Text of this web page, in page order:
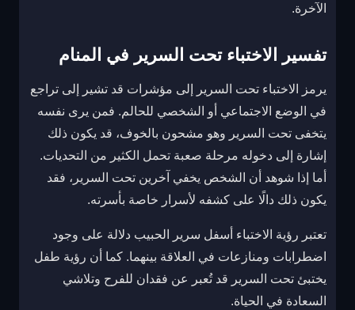
الآخرة.
تفسير الاختباء تحت السرير في المنام
يرمز الاختباء تحت السرير إلى مؤشرات قد تشير إلى تراجع
في الوضع الاجتماعي أو الشخصي للحالم. فمن يرى نفسه
يتخفى تحت السرير وهو مشحون بالخوف، قد يكون ذلك
إشارة إلى دخوله مرحلة صعبة تحمل الكثير من التحديات.
أما إذا شوهد أن الشخص يخفي آخرين تحت السرير، فقد
يكون ذلك دالًا على كشفه لأسرار خاصة بأسرته.
تعتبر رؤية الاختباء أسفل سرير الحبيب دلالة على وجود
اضطرابات ومنازعات في العلاقة بينهما. كما أن رؤية طفل
يختبئ تحت السرير قد تُعبر عن فقدان للفرح وتلاشي
السعادة في الحياة.